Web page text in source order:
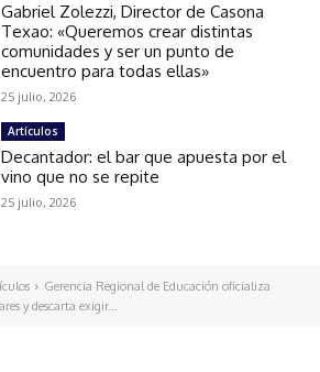
Gabriel Zolezzi, Director de Casona
Texao: «Queremos crear distintas
comunidades y ser un punto de
encuentro para todas ellas»
25 julio, 2026
Artículos
Decantador: el bar que apuesta por el
vino que no se repite
25 julio, 2026